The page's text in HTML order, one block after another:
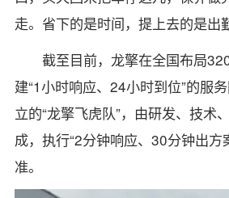
走。省下的是时间，提上去的是出
截至目前，龙擎在全国布局
建“1小时响应、24小时到位”的服
立的“龙擎飞虎队”，由研发、技术
成，执行“2分钟响应、30分钟出方
准。